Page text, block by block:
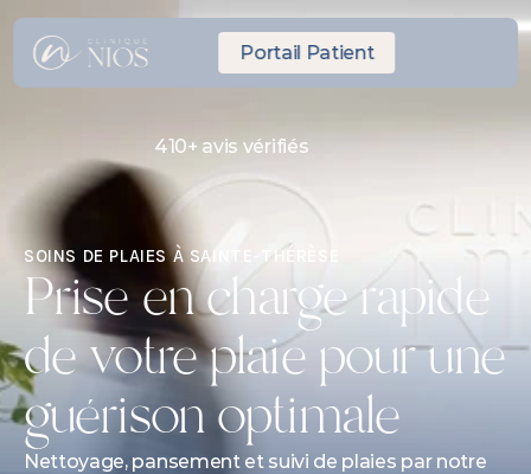
Portail Patient
410+ avis vérifiés
RDV Express même journée
10 minutes de Laval
SOINS DE PLAIES À SAINTE-THÉRÈSE
Prise en charge rapide
de votre plaie pour une
guérison optimale
Nettoyage, pansement et suivi de plaies par notre